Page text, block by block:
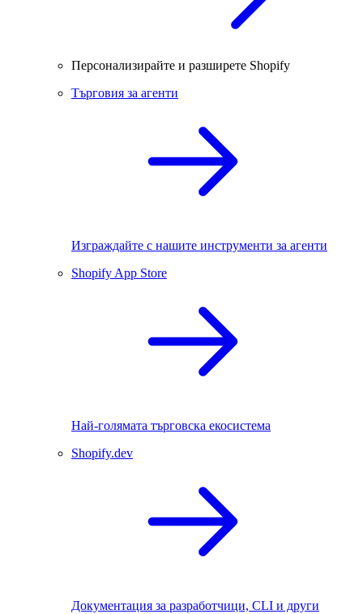
Персонализирайте и разширете Shopify
Търговия за агенти
Изграждайте с нашите инструменти за агенти
Shopify App Store
Най-голямата търговска екосистема
Shopify.dev
Документация за разработчици, CLI и други